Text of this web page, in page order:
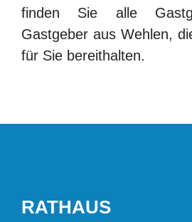
finden Sie alle
Gastgeber aus Wehlen,
für Sie bereithalten.
RATHAUS
Finden Sie
Search